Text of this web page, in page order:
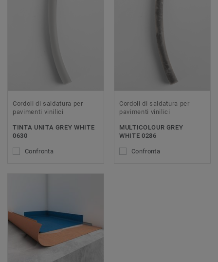
Cordoli di saldatura per
pavimenti vinilici
TINTA UNITA GREY WHITE
0630
Confronta
Cordoli di saldatura per
pavimenti vinilici
MULTICOLOUR GREY
WHITE 0286
Confronta